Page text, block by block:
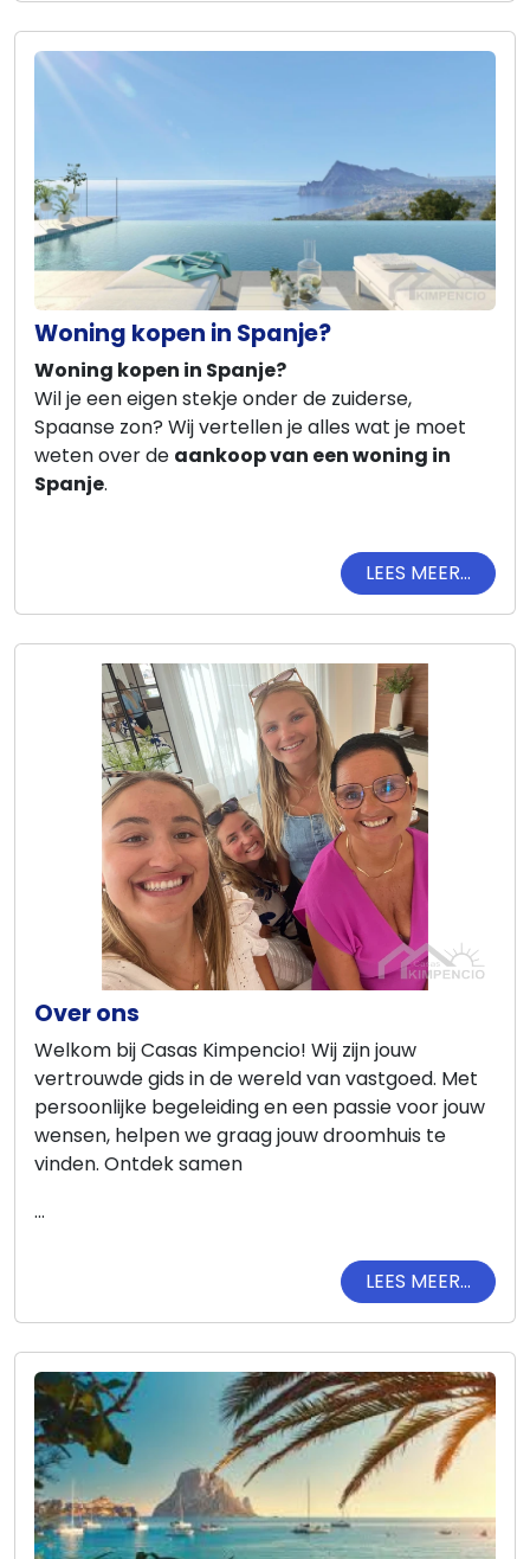
Woning kopen in Spanje?
Woning kopen in Spanje?
Wil je een eigen stekje onder de zuiderse,
Spaanse zon? Wij vertellen je alles wat je moet
weten over de aankoop van een woning in
Spanje.
LEES MEER...
Over ons
Welkom bij Casas Kimpencio! Wij zijn jouw
vertrouwde gids in de wereld van vastgoed. Met
persoonlijke begeleiding en een passie voor jouw
wensen, helpen we graag jouw droomhuis te
vinden. Ontdek samen
...
LEES MEER...